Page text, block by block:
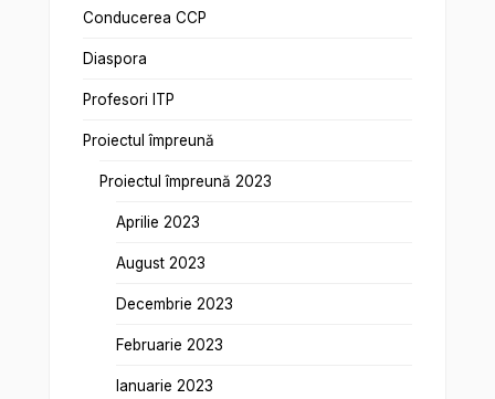
Conducerea CCP
Diaspora
Profesori ITP
Proiectul împreună
Proiectul împreună 2023
Aprilie 2023
August 2023
Decembrie 2023
Februarie 2023
Ianuarie 2023